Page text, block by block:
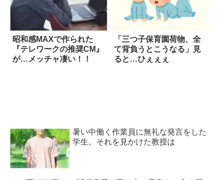
昭和感MAXで作られた
『テレワークの推奨CM』
が…メッチャ凄い！！
「三つ子保育園荷物、全
て背負うとこうなる」見
ると…ひぇぇぇ
暑い中働く作業員に無礼な発言をした
学生。それを見かけた教授は